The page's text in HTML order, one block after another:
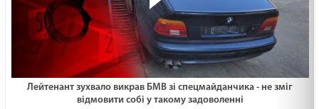
Лейтенант зухвало викрав БМВ зі спецмайданчика - не зміг
відмовити собі у такому задоволенні